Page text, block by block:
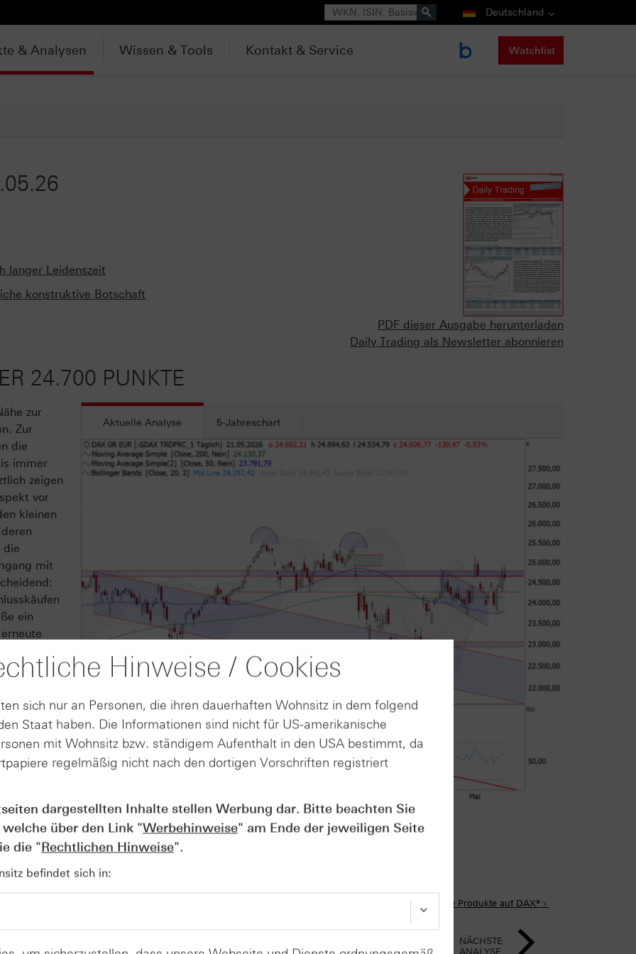
Suche Deutschland
& Analysen Wissen & Tools Kontakt & Service Watchlist
PDF dieser Ausgabe herunterladen
Daily Trading als Newsletter abonnieren
langer Leidenszeit
konstruktive Botschaft
24.700 PUNKTE
Aktuelle Analyse 5-Jahreschart
Quelle: LSEG, tradesignal² / 5-Jahreschart im Anhang
zur
Zur
die
immer
zeigen
vor
kleinen
die
mit
ein
Dank
der
%) im
während
Alle Produkte auf DAX®
NÄCHSTE
ANALYSE
Hinweise / Cookies
sich nur an Personen, die ihren dauerhaften Wohnsitz in dem folgend
Staat haben. Die Informationen sind nicht für US-amerikanische
mit Wohnsitz bzw. ständigem Aufenthalt in den USA bestimmt, da
regelmäßig nicht nach den dortigen Vorschriften registriert
dargestellten Inhalte stellen Werbung dar. Bitte beachten Sie
über den Link "Werbehinweise" am Ende der jeweiligen Seite
die "Rechtlichen Hinweise".
befindet sich in: